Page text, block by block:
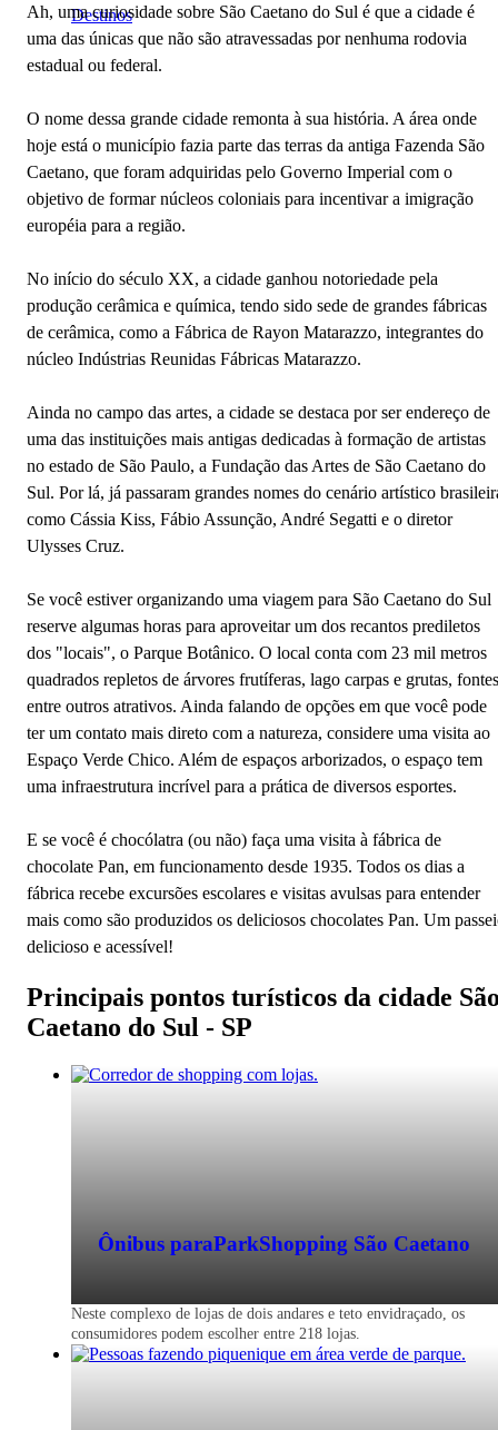
Destinos
São Caetano do Sul - SP
Passagem de ônibus para São Caetano do
Sul - SP
Economize na viagem de ônibus para São
Caetano do Sul - SP. Reserve agora,
passagem na rodoviária.
Ah, uma curiosidade sobre São Caetano do Sul é que a cidade é
uma das únicas que não são atravessadas por nenhuma rodovia
estadual ou federal.
O nome dessa grande cidade remonta à sua história. A área onde
hoje está o município fazia parte das terras da antiga Fazenda São
Caetano, que foram adquiridas pelo Governo Imperial com o
objetivo de formar núcleos coloniais para incentivar a imigração
européia para a região.
No início do século XX, a cidade ganhou notoriedade pela
produção cerâmica e química, tendo sido sede de grandes fábricas
de cerâmica, como a Fábrica de Rayon Matarazzo, integrantes do
núcleo Indústrias Reunidas Fábricas Matarazzo.
Ainda no campo das artes, a cidade se destaca por ser endereço de
uma das instituições mais antigas dedicadas à formação de artistas
no estado de São Paulo, a Fundação das Artes de São Caetano do
Sul. Por lá, já passaram grandes nomes do cenário artístico
como Cássia Kiss, Fábio Assunção, André Segatti e o diretor
Ulysses Cruz.
Se você estiver organizando uma viagem para São Caetano do Sul
reserve algumas horas para aproveitar um dos recantos prediletos
dos "locais", o Parque Botânico. O local conta com 23 mil metros
quadrados repletos de árvores frutíferas, lago carpas e grutas,
entre outros atrativos. Ainda falando de opções em que você pode
ter um contato mais direto com a natureza, considere uma visita ao
Espaço Verde Chico. Além de espaços arborizados, o espaço tem
uma infraestrutura incrível para a prática de diversos esportes.
E se você é chocólatra (ou não) faça uma visita à fábrica de
chocolate Pan, em funcionamento desde 1935. Todos os dias a
fábrica recebe excursões escolares e visitas avulsas para entender
mais como são produzidos os deliciosos chocolates Pan. Um
delicioso e acessível!
Principais pontos turísticos da cidade
Caetano do Sul - SP
Ônibus paraParkShopping São Caetano
Neste complexo de lojas de dois andares e teto envidraçado, os
consumidores podem escolher entre 218 lojas.